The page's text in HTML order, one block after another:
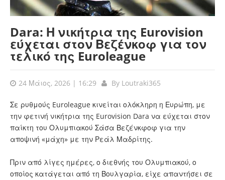
Dara: Η νικήτρια της Eurovision
εύχεται στον Βεζένκοφ για τον
τελικό της Euroleague
24 Μάιος, 2026 | 16:29 By Loutraki365
Σε ρυθμούς Euroleague κινείται ολόκληρη η Ευρώπη, με
την φετινή νικήτρια της Eurovision Dara να εύχεται στον
παίκτη του Ολυμπιακού Σάσα Βεζένκφοφ για την
αποψινή «μάχη» με την Ρεάλ Μαδρίτης.
Πριν από λίγες ημέρες, ο διεθνής του Ολυμπιακού, ο
οποίος κατάγεται από τη Βουλγαρία, είχε απαντήσει σε